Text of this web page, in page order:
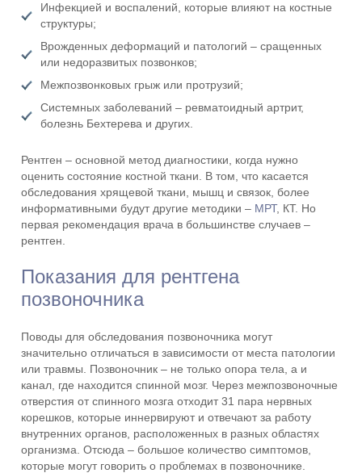
Инфекцией и воспалений, которые влияют на костные
структуры;
Врожденных деформаций и патологий – сращенных
или недоразвитых позвонков;
Межпозвонковых грыж или протрузий;
Системных заболеваний – ревматоидный артрит,
болезнь Бехтерева и других.
Рентген – основной метод диагностики, когда нужно
оценить состояние костной ткани. В том, что касается
обследования хрящевой ткани, мышц и связок, более
информативными будут другие методики – МРТ, КТ. Но
первая рекомендация врача в большинстве случаев –
рентген.
Показания для рентгена
позвоночника
Поводы для обследования позвоночника могут
значительно отличаться в зависимости от места патологии
или травмы. Позвоночник – не только опора тела, а и
канал, где находится спинной мозг. Через межпозвоночные
отверстия от спинного мозга отходит 31 пара нервных
корешков, которые иннервируют и отвечают за работу
внутренних органов, расположенных в разных областях
организма. Отсюда – большое количество симптомов,
которые могут говорить о проблемах в позвоночнике.